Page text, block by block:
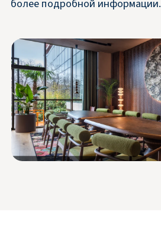
более подробной информации.